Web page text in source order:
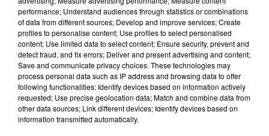
L'info près de chez vous.
Les élus du Nord-Deux-Sèvre siégeant au SVL ont dû
se résoudre hier soir à augmenter le prix de l’eau en
2024. La PRe s'en explique dans un instant.
10 Millions d'€ ... le montant de l'investissment de
l'Agglo 2B pour rénover les bassins aquatiques de
Cerizay - Moncoutant - Nueil les Aubiers et Bressuire (
photo ). Mauléon et Argentonnay sont condamnés.
performance; Understand audiences through statistics or combinations
of data from different sources; Develop and improve services; Create
profiles to personalise content; Use profiles to select personalised
content; Use limited data to select content; Ensure security, prevent and
detect fraud, and fix errors; Deliver and present advertising and content;
Save and communicate privacy choices. These technologies may
process personal data such as IP address and browsing data to offer
following functionalities: Identify devices based on information actively
requested; Use precise geolocation data; Match and combine data from
other data sources; Link different devices; Identify devices based on
information transmitted automatically.